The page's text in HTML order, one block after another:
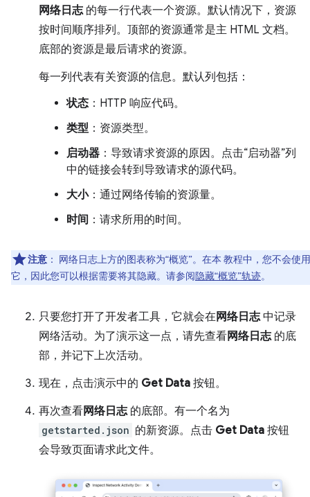
网络日志的每一行代表一个资源。默认情况下，资源
按时间顺序排列。顶部的资源通常是主 HTML 文档。
底部的资源是最后请求的资源。
每一列代表有关资源的信息。默认列包括：
状态 ：HTTP 响应代码。
类型 ：资源类型。
启动器 ：导致请求资源的原因。点击“启动器”列
中的链接会转到导致请求的源代码。
大小：通过网络传输的资源量。
时间 ：请求所用的时间。
注意 ： 网络日志上方的图表称为“概览”。在本 教程中，您不会使用
它，因此您可以根据需要将其隐藏。请参阅隐藏“概览”轨迹。
只要您打开了开发者工具，它就会在网络日志中记录
网络活动。为了演示这一点，请先查看网络日志的底
部，并记下上次活动。
现在，点击演示中的 Get Data 按钮。
再次查看网络日志的底部。有一个名为
getstarted.json 的新资源。点击 Get Data 按钮
会导致页面请求此文件。